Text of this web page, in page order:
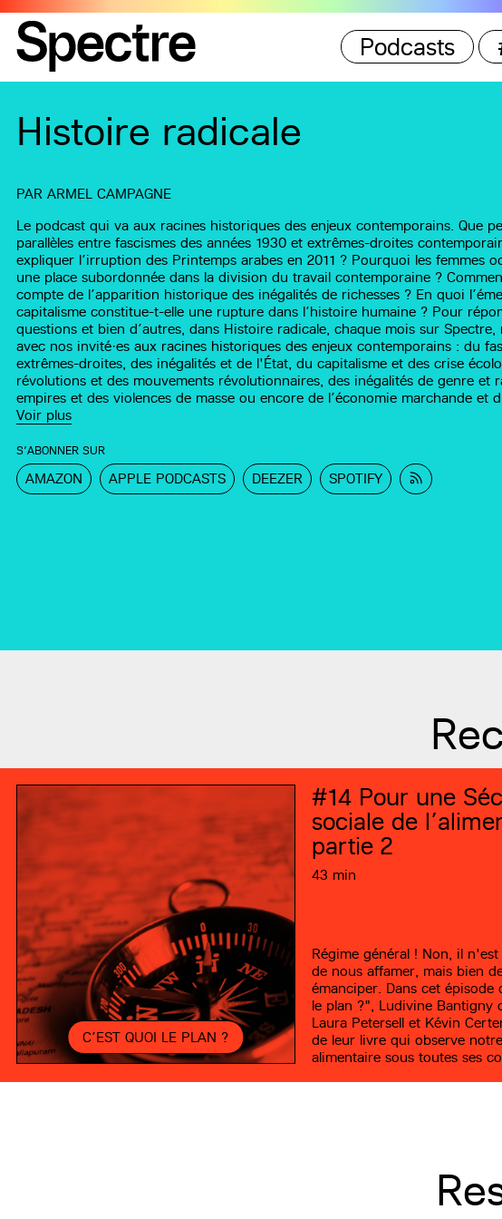
Podcasts
Histoire radicale
PARARMEL CAMPAGNE
Le podcast qui va aux racines historiques des enjeux contemporains. Que
parallèles entre fascismes des années 1930 et extrêmes-droites
expliquer l’irruption des Printemps arabes en 2011 ? Pourquoi les femmes
une place subordonnée dans la division du travail contemporaine ?
compte de l’apparition historique des inégalités de richesses ? En quoi
capitalisme constitue-t-elle une rupture dans l’histoire humaine ? Pour
questions et bien d’autres, dans Histoire radicale, chaque mois sur Spectre,
avec nos invité·es aux racines historiques des enjeux contemporains : du
extrêmes-droites, des inégalités et de l'État, du capitalisme et des crise
révolutions et des mouvements révolutionnaires, des inégalités de genre et
empires et des violences de masse ou encore de l’économie marchande et
Voir plus
S’ABONNER SUR
AMAZON APPLE PODCASTS DEEZER SPOTIFY
C’EST QUOI LE PLAN ?
#14Pour une
sociale de
partie 2
43 min
Régime général ! Non, il
de nous affamer, mais bien
émanciper. Dans cet épisode
le plan ?", Ludivine Bantigny
Laura Petersell et Kévin
de leur livre qui observe
alimentaire sous toutes ses